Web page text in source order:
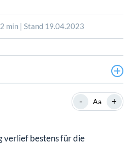
2 min | Stand 19.04.2023
– ist alles wieder in
- Aa +
verlief bestens für die